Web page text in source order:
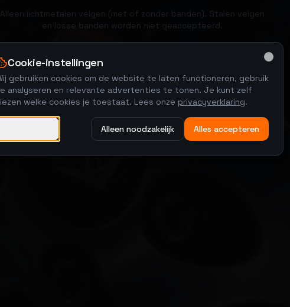
Alleen lichtmetalen velgen (met of zonder banden). Stalen velgen
en losse banden worden niet geaccepteerd.
Verkoop je velgen
Cookie-instellingen
gebruiken cookies om de website te laten functioneren, gebruik
analyseren en relevante advertenties te tonen. Je kunt zelf
welke cookies je toestaat. Lees onze privacyverklaring.
Alleen noodzakelijk Alles accepteren